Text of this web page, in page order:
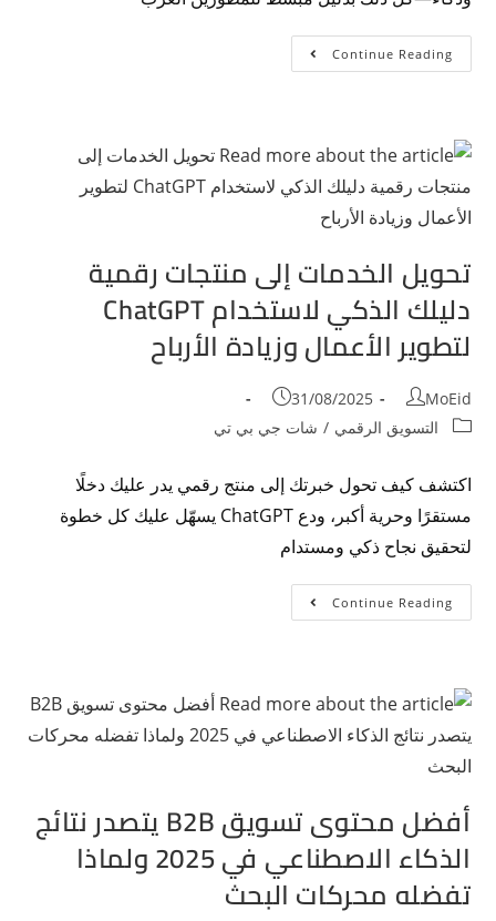
Continue Reading
تحويل الخدمات إلى منتجات رقمية
دليلك الذكي لاستخدام ChatGPT
لتطوير الأعمال وزيادة الأرباح
MoEid
31/08/2025
التسويق الرقمي / شات جي بي تي
اكتشف كيف تحول خبرتك إلى منتج رقمي يدر عليك دخلًا
مستقرًا وحرية أكبر، ودع ChatGPT يسهّل عليك كل خطوة
لتحقيق نجاح ذكي ومستدام
Continue Reading
أفضل محتوى تسويق B2B يتصدر نتائج
الذكاء الاصطناعي في 2025 ولماذا
تفضله محركات البحث